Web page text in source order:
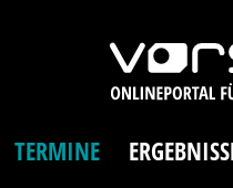
TERMINE